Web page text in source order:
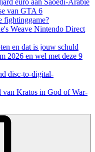
euro aan Saoedi-Arabië
van GTA 6
fightinggame?
Weave Nintendo Direct
en dat is jouw schuld
2026 en wel met deze 9
disc-to-digital-
van Kratos in God of War-